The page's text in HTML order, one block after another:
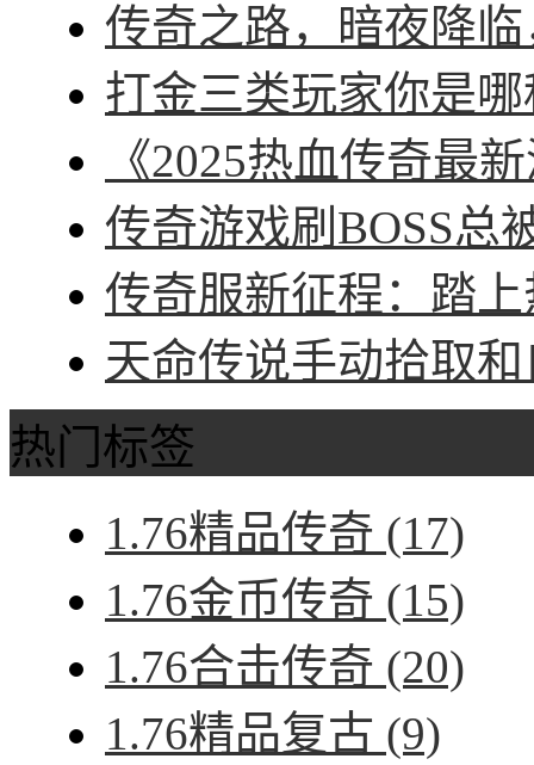
传奇之路，暗夜降
打金三类玩家你是
《2025热血传奇最
传奇游戏刷BOSS总
传奇服新征程：踏
天命传说手动拾取
热门标签
1.76精品传奇 (17)
1.76金币传奇 (15)
1.76合击传奇 (20)
1.76精品复古 (9)